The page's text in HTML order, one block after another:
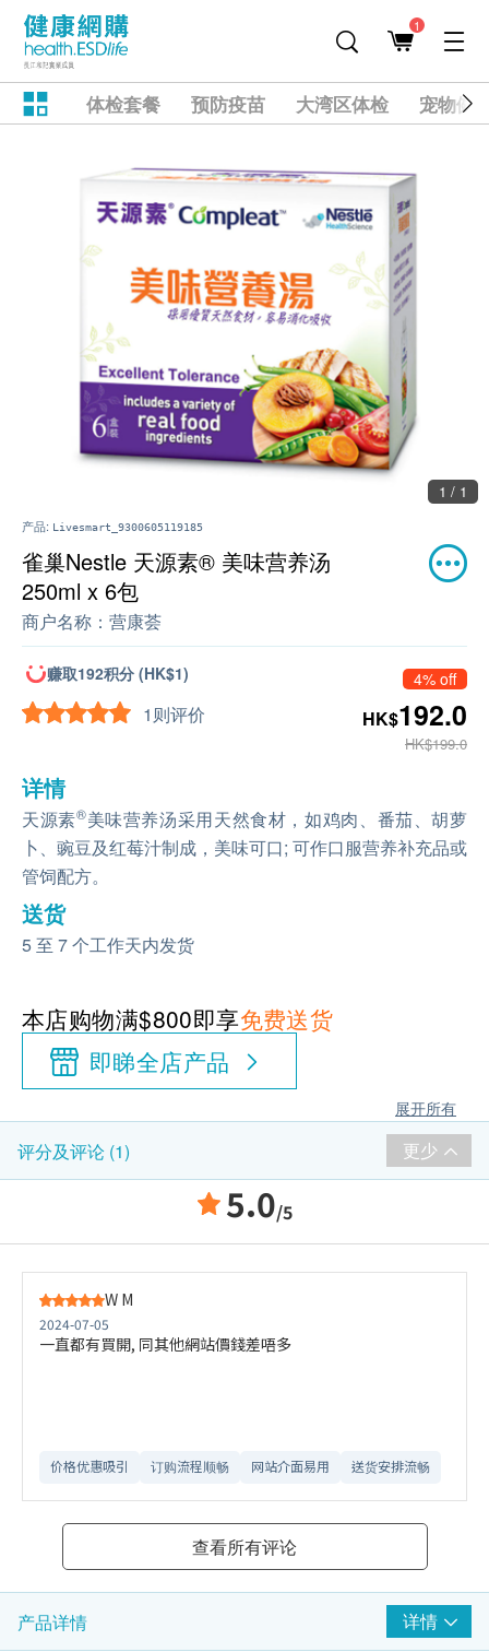
1
体检套餐 预防疫苗 大湾区体检 宠物健
1 / 1
产品: Livesmart_9300605119185
雀巢Nestle 天源素® 美味营养汤
250ml x 6包
商户名称： 营康荟
赚取192积分 (HK$1)
1则评价
4% off
HK$192.0
HK$199.0
详情
天源素®美味营养汤采用天然食材，如鸡肉、番茄、胡萝
卜、豌豆及红莓汁制成，美味可口; 可作口服营养补充品或
管饲配方。
送货
5 至 7 个工作天内发货
本店购物满$800即享免费送货
即睇全店产品
展开所有
评分及评论 (1) 更少
5.0/5
W M
2024-07-05
一直都有買開, 同其他網站價錢差唔多
价格优惠吸引 订购流程顺畅 网站介面易用 送货安排流畅
查看所有评论
产品详情 详情